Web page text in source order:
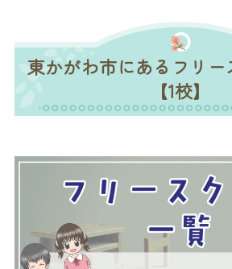
東かがわ市にあるフリ
【1校】